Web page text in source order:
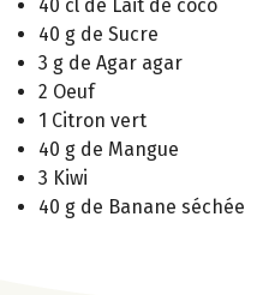
40 cl de Lait de coco
40 g de Sucre
3 g de Agar agar
2 Oeuf
1 Citron vert
40 g de Mangue
3 Kiwi
40 g de Banane séchée